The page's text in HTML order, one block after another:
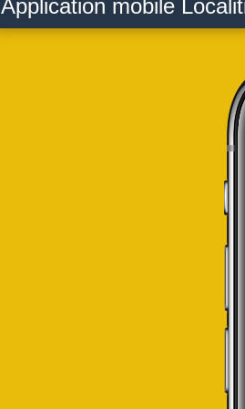
Application mobile